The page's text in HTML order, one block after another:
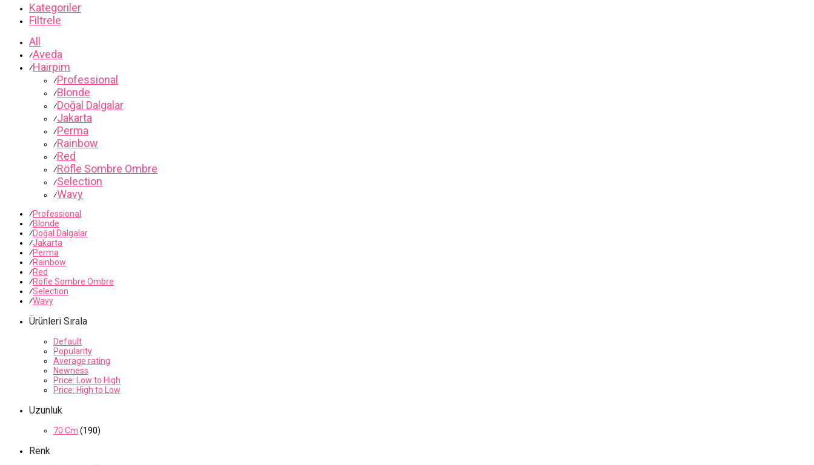
Kategoriler
Filtrele
All
⁄Aveda
⁄Hairpim
⁄Professional
⁄Blonde
⁄Doğal Dalgalar
⁄Jakarta
⁄Perma
⁄Rainbow
⁄Red
⁄Röfle Sombre Ombre
⁄Selection
⁄Wavy
⁄Professional
⁄Blonde
⁄Doğal Dalgalar
⁄Jakarta
⁄Perma
⁄Rainbow
⁄Red
⁄Röfle Sombre Ombre
⁄Selection
⁄Wavy
Ürünleri Sırala
Default
Popularity
Average rating
Newness
Price: Low to High
Price: High to Low
Uzunluk
70 Cm (190)
Renk